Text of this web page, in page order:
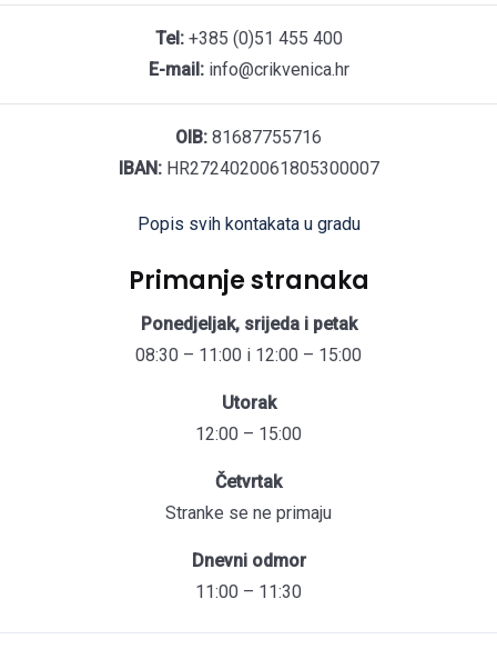
Tel:+385 (0)51 455 400
E-mail:info@crikvenica.hr
OIB: 81687755716
IBAN:HR2724020061805300007
Popis svih kontakata u gradu
Primanje stranaka
Ponedjeljak, srijeda i petak
08:30 – 11:00 i 12:00 – 15:00
Utorak
12:00 – 15:00
Četvrtak
Stranke se ne primaju
Dnevni odmor
11:00 – 11:30